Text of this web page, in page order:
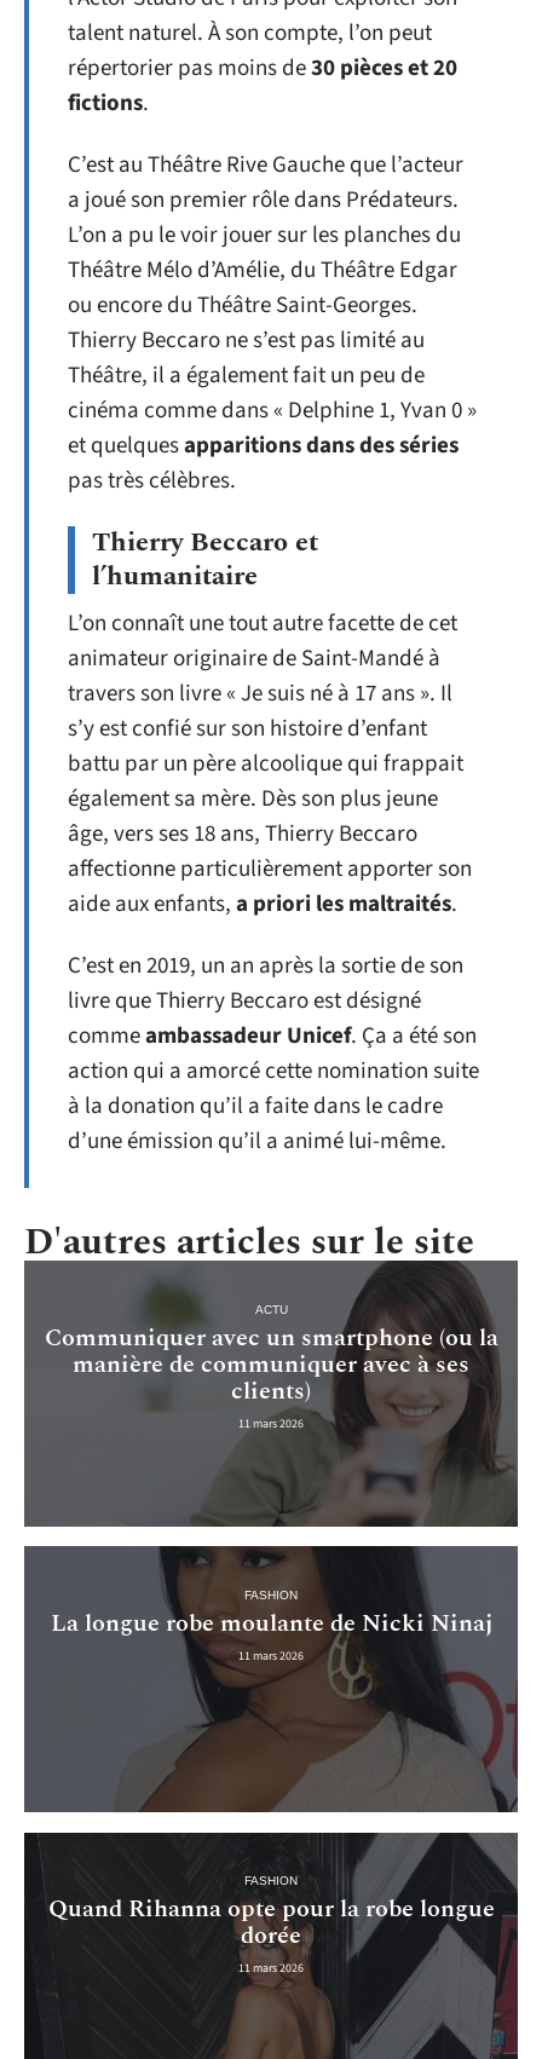
talent naturel. À son compte, l’on peut
répertorier pas moins de30 pièces et 20
fictions.
C’est au Théâtre Rive Gauche que l’acteur
a joué son premier rôle dans Prédateurs.
L’on a pu le voir jouer sur les planches du
Théâtre Mélo d’Amélie, du Théâtre Edgar
ou encore du Théâtre Saint-Georges.
Thierry Beccaro ne s’est pas limité au
Théâtre, il a également fait un peu de
cinéma comme dans « Delphine 1, Yvan 0 »
et quelquesapparitions dans des séries
pas très célèbres.
Thierry Beccaro et
l’humanitaire
L’on connaît une tout autre facette de cet
animateur originaire de Saint-Mandé à
travers son livre « Je suis né à 17 ans ». Il
s’y est confié sur son histoire d’enfant
battu par un père alcoolique qui frappait
également sa mère. Dès son plus jeune
âge, vers ses 18 ans, Thierry Beccaro
affectionne particulièrement apporter son
aide aux enfants,a priori les maltraités.
C’est en 2019, un an après la sortie de son
livre que Thierry Beccaro est désigné
commeambassadeur Unicef. Ça a été son
action qui a amorcé cette nomination suite
à la donation qu’il a faite dans le cadre
d’une émission qu’il a animé lui-même.
D'autres articles sur le site
ACTU
Communiquer avec un smartphone (ou la
manière de communiquer avec à ses
clients)
11 mars 2026
FASHION
La longue robe moulante de Nicki Ninaj
11 mars 2026
FASHION
Quand Rihanna opte pour la robe longue
dorée
11 mars 2026